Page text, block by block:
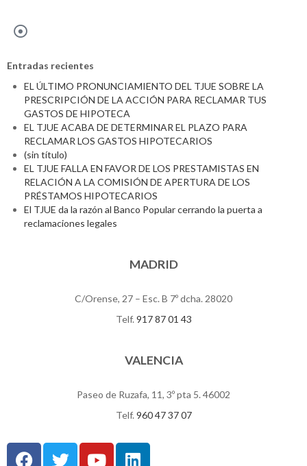
Entradas recientes
EL ÚLTIMO PRONUNCIAMIENTO DEL TJUE SOBRE LA
PRESCRIPCIÓN DE LA ACCIÓN PARA RECLAMAR TUS
GASTOS DE HIPOTECA
EL TJUE ACABA DE DETERMINAR EL PLAZO PARA
RECLAMAR LOS GASTOS HIPOTECARIOS
(sin título)
EL TJUE FALLA EN FAVOR DE LOS PRESTAMISTAS EN
RELACIÓN A LA COMISIÓN DE APERTURA DE LOS
PRÉSTAMOS HIPOTECARIOS
El TJUE da la razón al Banco Popular cerrando la puerta a
reclamaciones legales
MADRID
C/Orense, 27 – Esc. B 7º dcha. 28020
Telf. 917 87 01 43
VALENCIA
Paseo de Ruzafa, 11, 3º pta 5. 46002
Telf. 960 47 37 07